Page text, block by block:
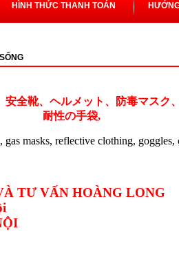
HÌNH THỨC THANH TOÁN
全靴、ヘルメット、防毒マスク
耐性の手袋,
gas masks, reflective clothing,
TƯ VẤN HOÀNG LONG